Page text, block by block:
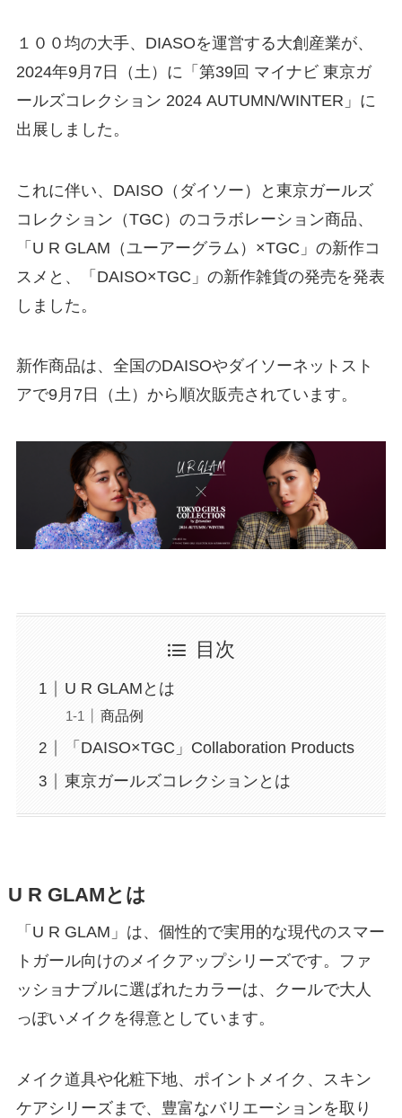
１００均の大手、DIASOを運営する大創産業が、
2024年9月7日（土）に「第39回 マイナビ 東京ガ
ールズコレクション 2024 AUTUMN/WINTER」に
出展しました。
これに伴い、DAISO（ダイソー）と東京ガールズ
コレクション（TGC）のコラボレーション商品、
「U R GLAM（ユーアーグラム）×TGC」の新作コ
スメと、「DAISO×TGC」の新作雑貨の発売を発表
しました。
新作商品は、全国のDAISOやダイソーネットスト
アで9月7日（土）から順次販売されています。
目次
U R GLAMとは
商品例
「DAISO×TGC」Collaboration Products
東京ガールズコレクションとは
U R GLAMとは
「U R GLAM」は、個性的で実用的な現代のスマー
トガール向けのメイクアップシリーズです。ファ
ッショナブルに選ばれたカラーは、クールで大人
っぽいメイクを得意としています。
メイク道具や化粧下地、ポイントメイク、スキン
ケアシリーズまで、豊富なバリエーションを取り